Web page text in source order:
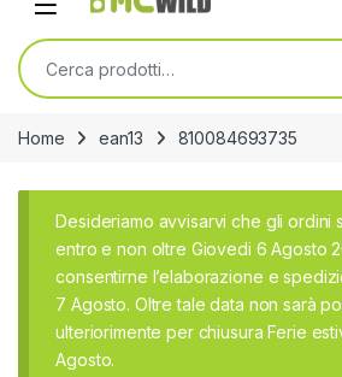
Cerca:
Home ean13 810084693735
Desideriamo avvisarvi che gli ordini
entro e non oltre Giovedi 6 Agosto
consentirne l’elaborazione e
7 Agosto. Oltre tale data non sarà
ulteriorimente per chiusura Ferie
Agosto.